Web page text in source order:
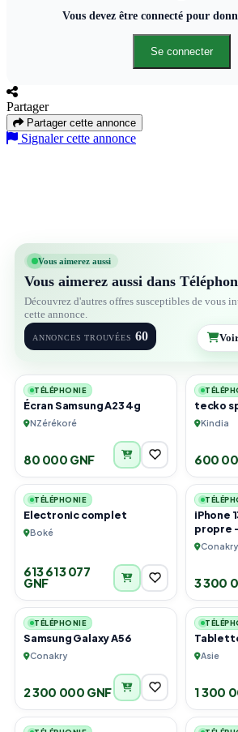
Vous devez être connecté pour
Se connecter
Partager
Partager cette annonce
Signaler cette annonce
Vous aimerez aussi
Vous aimerez aussi dans
Découvrez d'autres offres susceptibles de vous
cette annonce.
ANNONCES TROUVÉES 60
TÉLÉPHONIE
Écran Samsung A23 4g
NZérékoré
80 000 GNF
tecko
Kindia
600
6
TÉLÉPHONIE
Electronic complet
Boké
613 613 077
GNF
iPhone
propre
Conakry
3 300
2
TÉLÉPHONIE
Samsung Galaxy A56
Conakry
2 300 000 GNF
Asie
1 300
2